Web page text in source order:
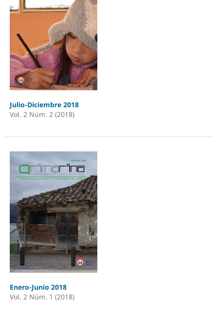
Julio-Diciembre 2018
Vol. 2 Núm. 2 (2018)
Enero-Junio 2018
Vol. 2 Núm. 1 (2018)